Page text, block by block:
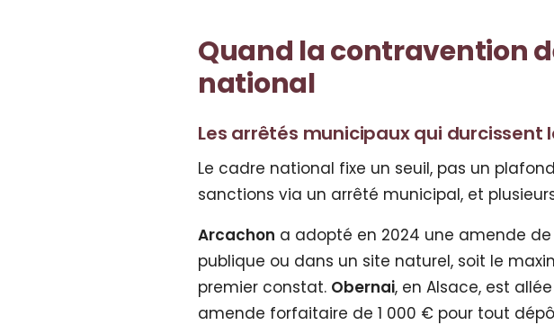
Quand la contravention
national
Les arrêtés municipaux qui durcissent
Le cadre national fixe un seuil, pas un
sanctions via un arrêté municipal, et
Arcachon a adopté en 2024 une amende
publique ou dans un site naturel, soit le
premier constat. Obernai, en Alsace, est
amende forfaitaire de 1 000 € pour tout